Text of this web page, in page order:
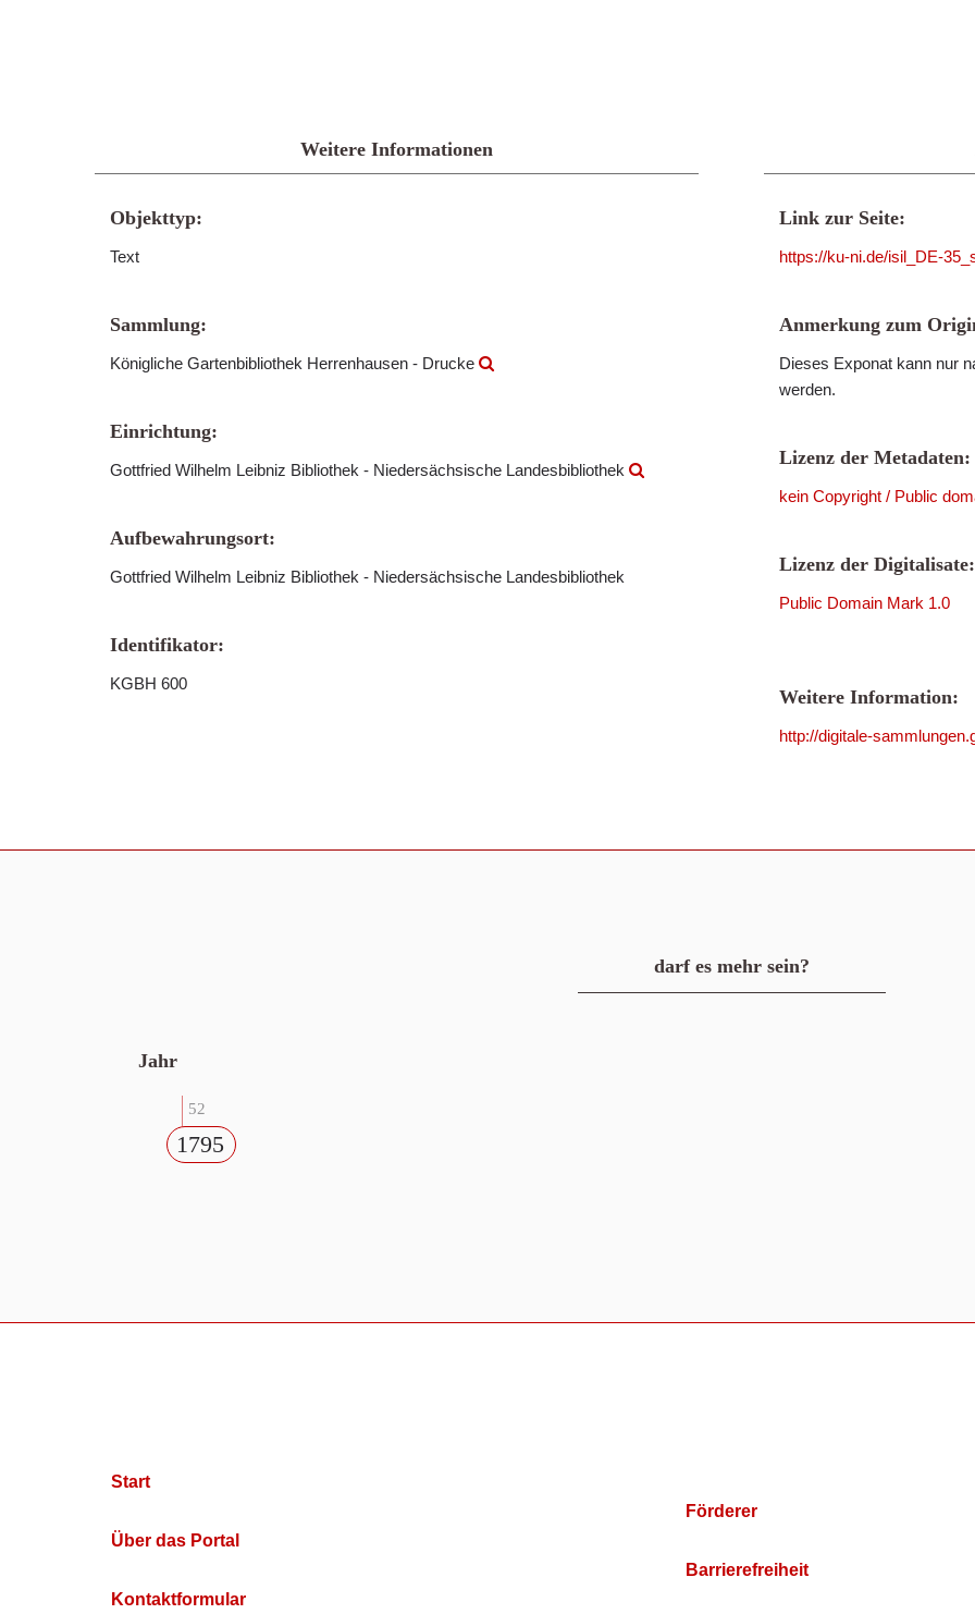
Weitere Informationen
Objekttyp:
Text
Sammlung:
Königliche Gartenbibliothek Herrenhausen - Drucke
Einrichtung:
Gottfried Wilhelm Leibniz Bibliothek - Niedersächsische Landesbibliothek
Aufbewahrungsort:
Gottfried Wilhelm Leibniz Bibliothek - Niedersächsische Landesbibliothek
Identifikator:
KGBH 600
Link zur Seite:
https://ku-ni.de/isil_DE-
Anmerkung zum
Dieses Exponat kann nur
werden.
Lizenz der Metadaten:
kein Copyright / Public
Lizenz der Digitalisate:
Public Domain Mark 1.0
Weitere Information:
http://digitale-
darf es mehr sein?
Jahr
52
1795
Start
Über das Portal
Kontaktformular
Förderer
Barrierefreiheit